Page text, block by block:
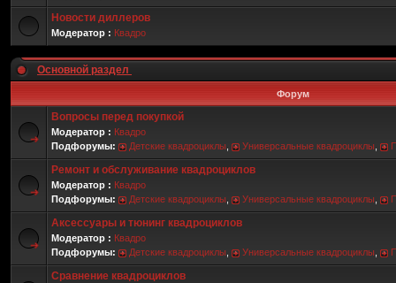
Новости диллеров
Модератор : Квадро
Основной раздел
Форум
Вопросы перед покупкой
Модератор : Квадро
Подфорумы:
Детские квадроциклы Универсальные квадроциклы
Ремонт и обслуживание квадроциклов
Модератор : Квадро
Подфорумы:
Детские квадроциклы Универсальные квадроциклы
Аксессуары и тюнинг квадроциклов
Модератор : Квадро
Подфорумы:
Детские квадроциклы Универсальные квадроциклы
Сравнение квадроциклов